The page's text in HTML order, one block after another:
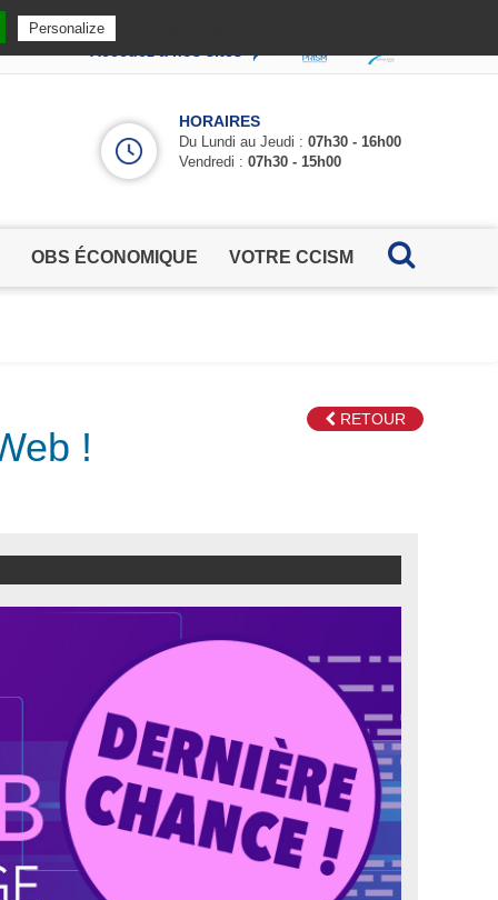
HORAIRES
Du Lundi au Jeudi : 07h30 - 16h00
Vendredi : 07h30 - 15h00
OBS ÉCONOMIQUE VOTRE CCISM
RETOUR
!
Personalize